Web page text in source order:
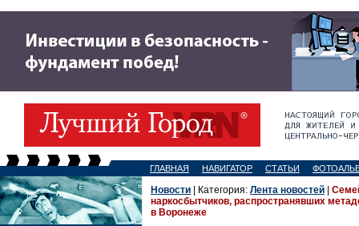
ГЛАВНАЯ НАВИГАТОР СТАТЬИ
Новости | Категория: Лента новостей
наркосбытчиков, распространявших
в Воронеже